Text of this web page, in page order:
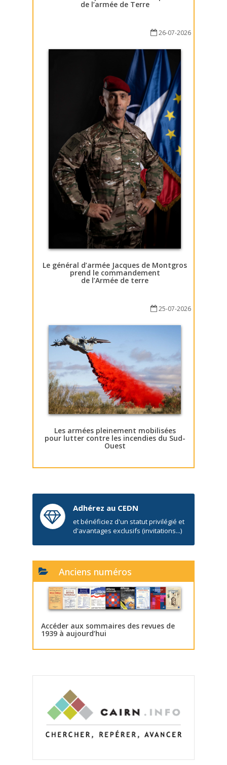
de l’armée de Terre
26-07-2026
Le général d’armée Jacques de Montgros
prend le commandement
de l’Armée de terre
25-07-2026
Les armées pleinement mobilisées
pour lutter contre les incendies du Sud-
Ouest
Adhérez au CEDN
et bénéficiez d'un statut privilégié et
d'avantages exclusifs (invitations...)
Anciens numéros
Accéder aux sommaires des revues de
1939 à aujourd’hui